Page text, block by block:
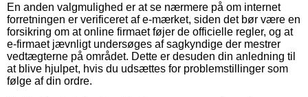
En anden valgmulighed er at se nærmere på om internet
forretningen er verificeret af e-mærket, siden det bør være en
forsikring om at online firmaet føjer de officielle regler, og at
e-firmaet jævnligt undersøges af sagkyndige der mestrer
vedtægterne på området. Dette er desuden din anledning til
at blive hjulpet, hvis du udsættes for problemstillinger som
følge af din ordre.